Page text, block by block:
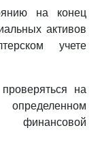
на конец
активов
учете
на
финансовой